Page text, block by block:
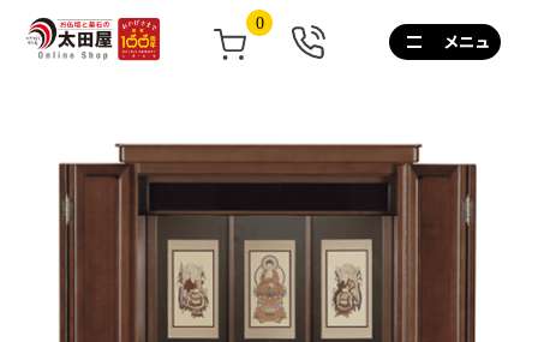
0
0120-
267-
話
無
10:00~17:00/